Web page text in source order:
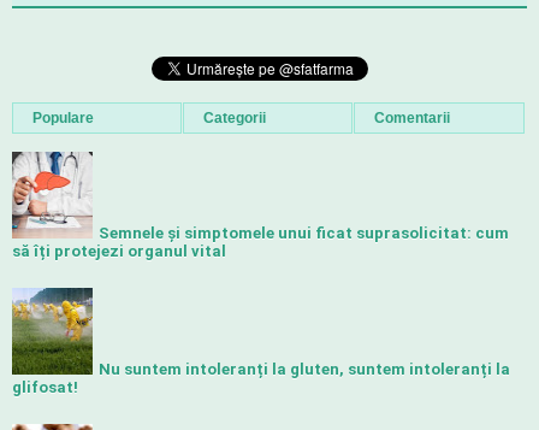
Populare Categorii Comentarii
Semnele și simptomele unui ficat suprasolicitat: cum
să îți protejezi organul vital
Nu suntem intoleranți la gluten, suntem intoleranți la
glifosat!